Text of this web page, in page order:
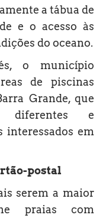
a tábua de
e o acesso às
do oceano.
o município
de piscinas
Grande, que
diferentes e
em
postal
serem a maior
praias com